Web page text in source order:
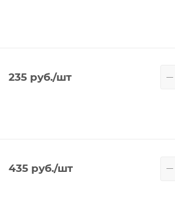
235руб./шт
435руб./шт